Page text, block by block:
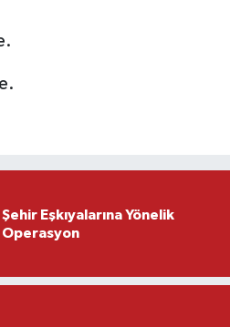
Şehir Eşkıyalarına Yönelik
Operasyon